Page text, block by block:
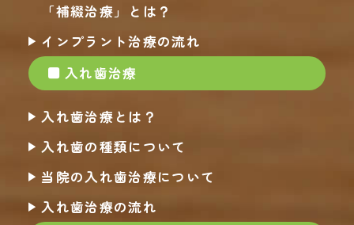
「補綴治療」とは？
インプラント治療の流れ
入れ歯治療
入れ歯治療とは？
入れ歯の種類について
当院の入れ歯治療について
入れ歯治療の流れ